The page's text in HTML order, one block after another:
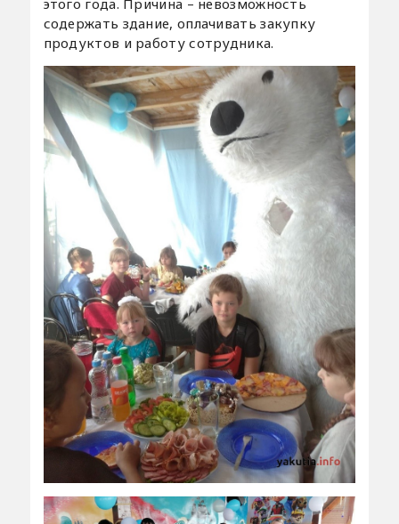
содержать здание, оплачивать закупку
продуктов и работу сотрудника.